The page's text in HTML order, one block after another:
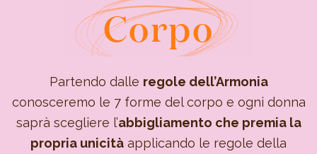
Corpo
Partendo dalle regole dell’Armonia
conosceremo le 7 forme del corpo e ogni donna
saprà scegliere l’abbigliamento che premia la
propria unicità applicando le regole della